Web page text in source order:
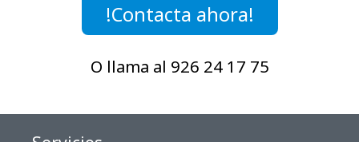
!Contacta ahora!
O llama al 926 24 17 75